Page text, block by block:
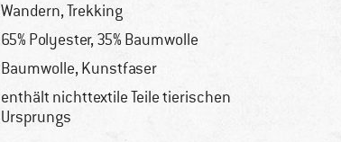
Wandern, Trekking
65% Polyester, 35% Baumwolle
Baumwolle, Kunstfaser
enthält nichttextile Teile tierischen
Ursprungs